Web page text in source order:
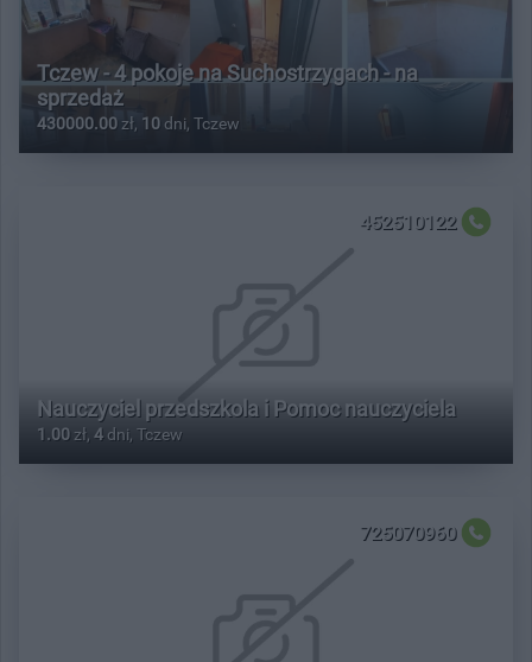
Tczew - 4 pokoje na Suchostrzygach - na
sprzedaż
430000.00 zł, 10 dni, Tczew
452510122
Nauczyciel przedszkola i Pomoc nauczyciela
1.00 zł, 4dni, Tczew
725070960